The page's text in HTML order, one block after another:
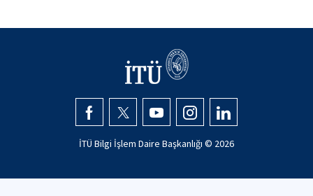
İTÜ Bilgi İşlem Daire Başkanlığı © 2026